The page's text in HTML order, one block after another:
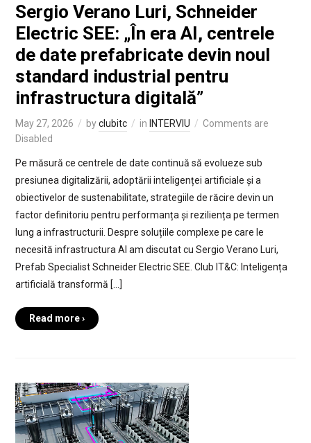
Sergio Verano Luri, Schneider
Electric SEE: „În era AI, centrele
de date prefabricate devin noul
standard industrial pentru
infrastructura digitală”
May 27, 2026 byclubitc in INTERVIU
Comments are
Disabled
Pe măsură ce centrele de date continuă să evolueze sub
presiunea digitalizării, adoptării inteligenței artificiale și a
obiectivelor de sustenabilitate, strategiile de răcire devin un
factor definitoriu pentru performanța și reziliența pe termen
lung a infrastructurii. Despre soluțiile complexe pe care le
necesită infrastructura AI am discutat cu Sergio Verano Luri,
Prefab Specialist Schneider Electric SEE. Club IT&C: Inteligența
artificială transformă […]
Read more ›